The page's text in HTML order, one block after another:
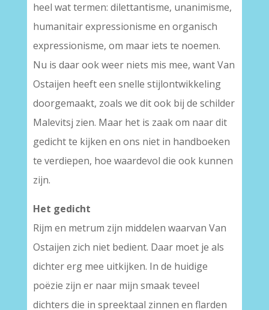
heel wat termen: dilettantisme, unanimisme,
humanitair expressionisme en organisch
expressionisme, om maar iets te noemen.
Nu is daar ook weer niets mis mee, want Van
Ostaijen heeft een snelle stijlontwikkeling
doorgemaakt, zoals we dit ook bij de schilder
Malevitsj zien. Maar het is zaak om naar dit
gedicht te kijken en ons niet in handboeken
te verdiepen, hoe waardevol die ook kunnen
zijn.
Het gedicht
Rijm en metrum zijn middelen waarvan Van
Ostaijen zich niet bedient. Daar moet je als
dichter erg mee uitkijken. In de huidige
poëzie zijn er naar mijn smaak teveel
dichters die in spreektaal zinnen en flarden